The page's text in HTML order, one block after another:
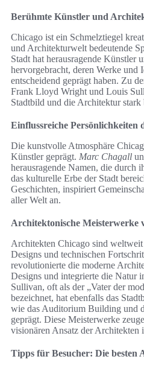
Berühmte Künstler und
Chicago ist ein Schmelztiegel
und Architekturwelt bedeutende
Stadt hat herausragende Künstler
hervorgebracht, deren Werke und
entscheidend geprägt haben. Zu
Frank Lloyd Wright und Louis
Stadtbild und die Architektur stark
Einflussreiche Persönlichkeiten
Die kunstvolle Atmosphäre
Künstler geprägt. Marc Chagall
herausragende Namen, die durch
das kulturelle Erbe der Stadt
Geschichten, inspiriert
aller Welt an.
Architektonische Meisterwerke
Architekten Chicago sind
Designs und technischen
revolutionierte die moderne
Designs und integrierte die Natur
Sullivan, oft als der „Vater der
bezeichnet, hat ebenfalls das
wie das Auditorium Building und
geprägt. Diese Meisterwerke
visionären Ansatz der Architekten
Tipps für Besucher: Die besten